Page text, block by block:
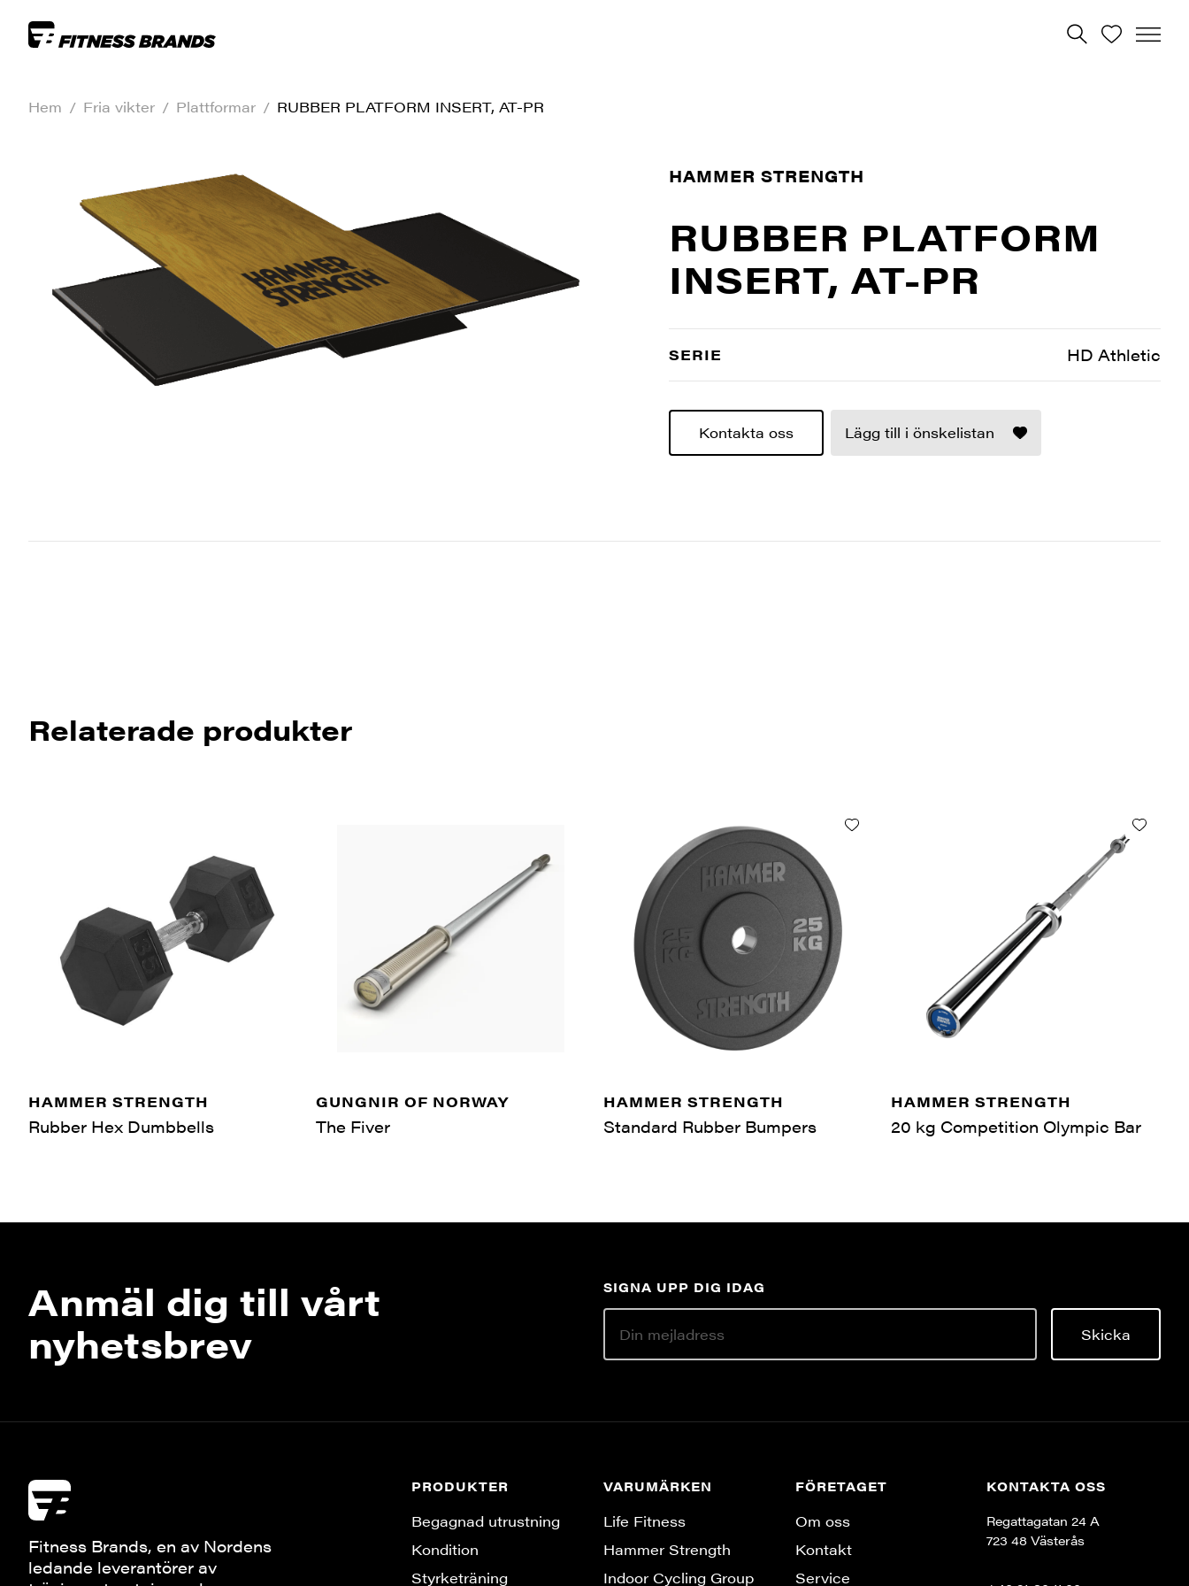
Hem / Fria vikter / Plattformar / RUBBER PLATFORM INSERT, AT-PR
HAMMER STRENGTH
RUBBER PLATFORM
INSERT, AT-PR
SERIE HD Athletic
Kontakta oss Lägg till i önskelistan
Relaterade produkter
HAMMER STRENGTH
Rubber Hex Dumbbells
GUNGNIR OF NORWAY
The Fiver
HAMMER STRENGTH
Standard Rubber Bumpers
HAMMER STRENGTH
20 kg Competition Olympic Bar
Anmäl dig till vårt
nyhetsbrev
SIGNA UPP DIG IDAG
Skicka
Fitness Brands, en av Nordens
ledande leverantörer av
PRODUKTER
Begagnad utrustning
Kondition
Styrketräning
VARUMÄRKEN
Life Fitness
Hammer Strength
Indoor Cycling Group
FÖRETAGET
Om oss
Kontakt
Service
KONTAKTA OSS
Regattagatan 24 A
723 48 Västerås